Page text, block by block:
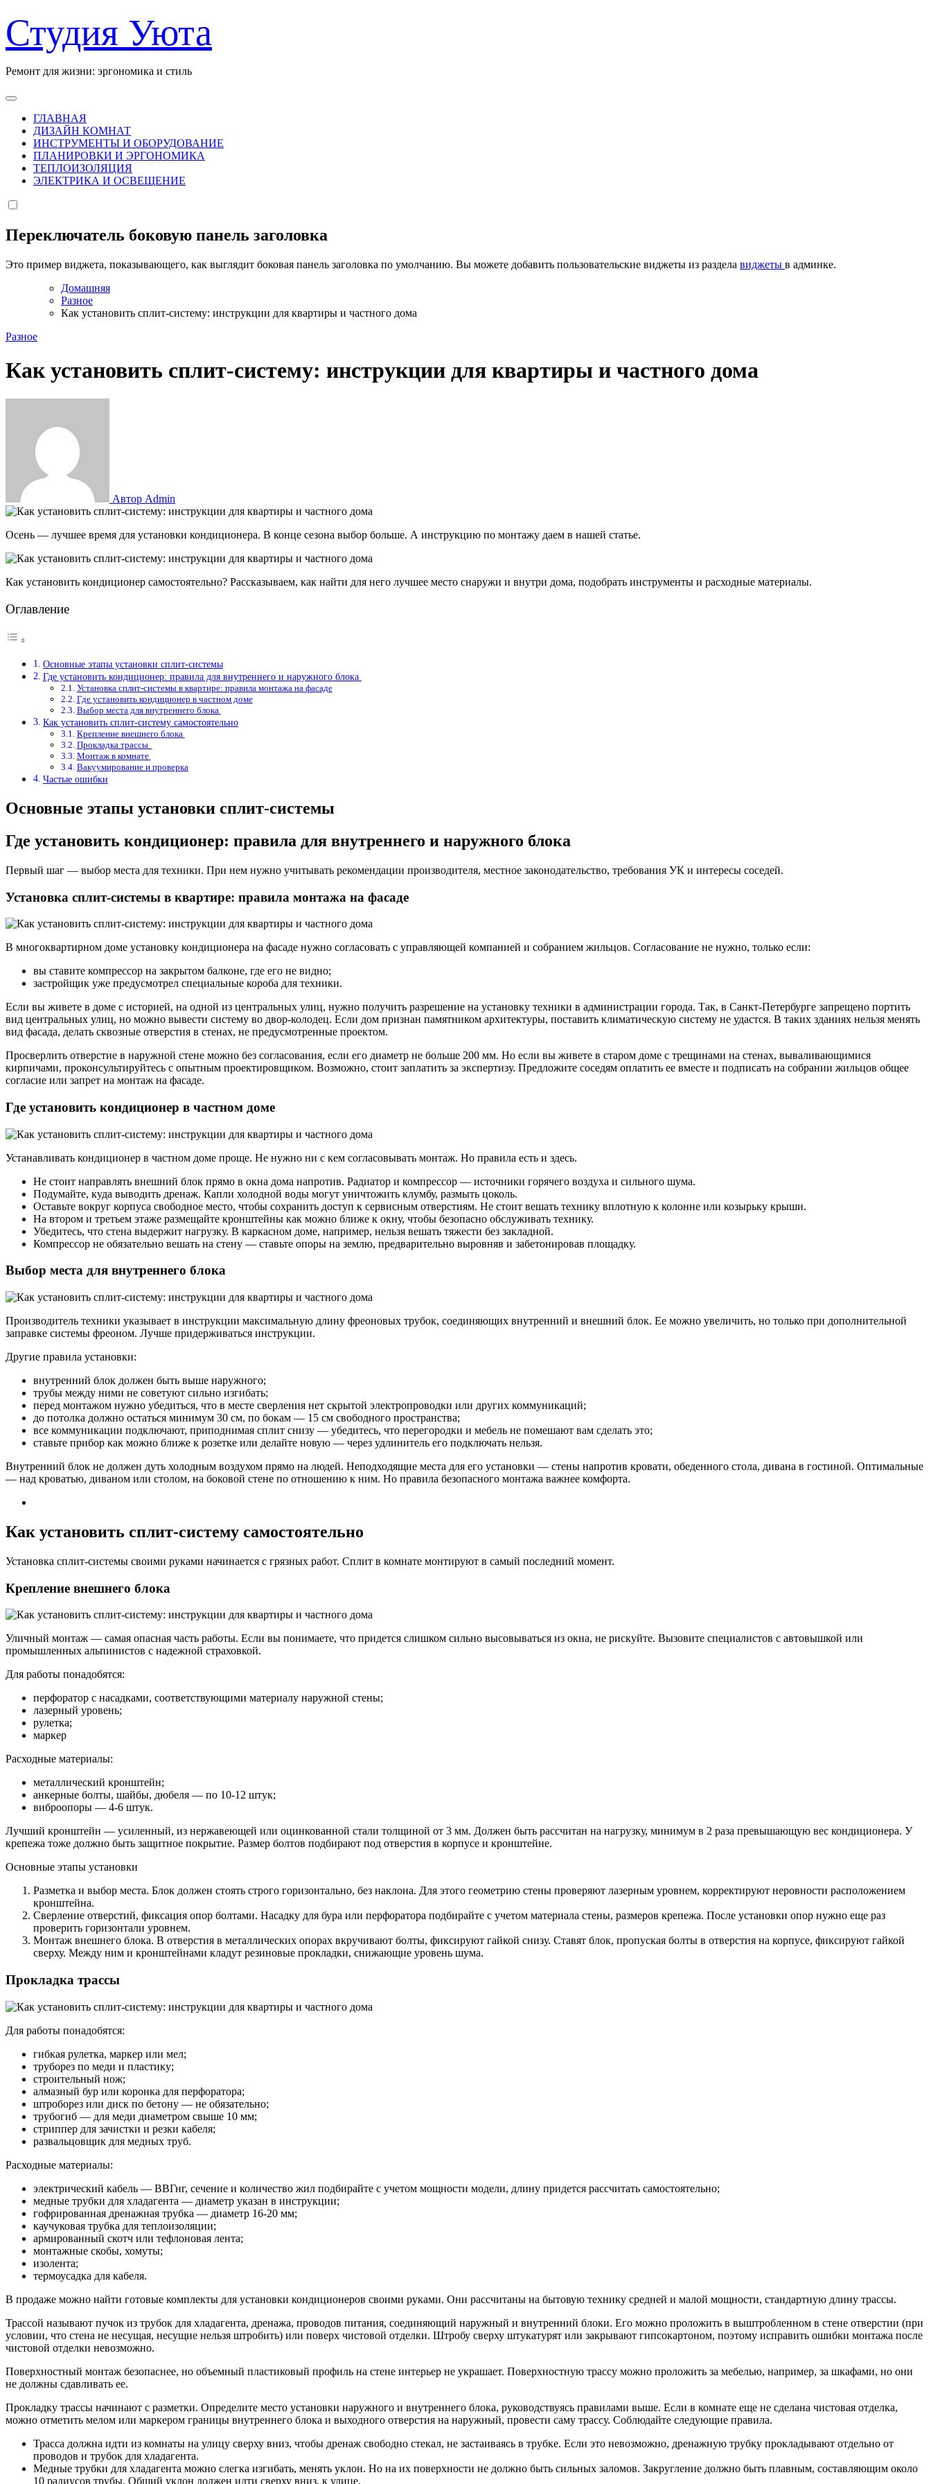
к
содержанию
Студия Уюта
Ремонт для жизни: эргономика и стиль
ГЛАВНАЯ
ДИЗАЙН КОМНАТ
ИНСТРУМЕНТЫ И ОБОРУДОВАНИЕ
ПЛАНИРОВКИ И ЭРГОНОМИКА
ТЕПЛОИЗОЛЯЦИЯ
ЭЛЕКТРИКА И ОСВЕЩЕНИЕ
Переключатель боковую панель заголовка
Это пример виджета, показывающего, как выглядит боковая панель заголовка по умолчанию. Вы можете добавить пользовательские виджеты из раздела виджеты в админке.
Домашняя
Разное
Как установить сплит-систему: инструкции для квартиры и частного дома
Разное
Как установить сплит-систему: инструкции для квартиры и частного дома
Автор Admin
Осень — лучшее время для установки кондиционера. В конце сезона выбор больше. А инструкцию по монтажу даем в нашей статье.
Как установить кондиционер самостоятельно? Рассказываем, как найти для него лучшее место снаружи и внутри дома, подобрать инструменты и расходные материалы.
Оглавление
Основные этапы установки сплит-системы
Где установить кондиционер: правила для внутреннего и наружного блока
Установка сплит-системы в квартире: правила монтажа на фасаде
Где установить кондиционер в частном доме
Выбор места для внутреннего блока
Как установить сплит-систему самостоятельно
Крепление внешнего блока
Прокладка трассы
Монтаж в комнате
Вакуумирование и проверка
Частые ошибки
Основные этапы установки сплит-системы
Где установить кондиционер: правила для внутреннего и наружного блока
Первый шаг — выбор места для техники. При нем нужно учитывать рекомендации производителя, местное законодательство, требования УК и интересы соседей.
Установка сплит-системы в квартире: правила монтажа на фасаде
В многоквартирном доме установку кондиционера на фасаде нужно согласовать с управляющей компанией и собранием жильцов. Согласование не нужно, только если:
вы ставите компрессор на закрытом балконе, где его не видно;
застройщик уже предусмотрел специальные короба для техники.
Если вы живете в доме с историей, на одной из центральных улиц, нужно получить разрешение на установку техники в администрации города. Так, в Санкт-Петербурге запрещено портить
вид центральных улиц, но можно вывести систему во двор-колодец. Если дом признан памятником архитектуры, поставить климатическую систему не удастся. В таких зданиях нельзя менять
вид фасада, делать сквозные отверстия в стенах, не предусмотренные проектом.
Просверлить отверстие в наружной стене можно без согласования, если его диаметр не больше 200 мм. Но если вы живете в старом доме с трещинами на стенах, вываливающимися
кирпичами, проконсультируйтесь с опытным проектировщиком. Возможно, стоит заплатить за экспертизу. Предложите соседям оплатить ее вместе и подписать на собрании жильцов общее
согласие или запрет на монтаж на фасаде.
Где установить кондиционер в частном доме
Устанавливать кондиционер в частном доме проще. Не нужно ни с кем согласовывать монтаж. Но правила есть и здесь.
Не стоит направлять внешний блок прямо в окна дома напротив. Радиатор и компрессор — источники горячего воздуха и сильного шума.
Подумайте, куда выводить дренаж. Капли холодной воды могут уничтожить клумбу, размыть цоколь.
Оставьте вокруг корпуса свободное место, чтобы сохранить доступ к сервисным отверстиям. Не стоит вешать технику вплотную к колонне или козырьку крыши.
На втором и третьем этаже размещайте кронштейны как можно ближе к окну, чтобы безопасно обслуживать технику.
Убедитесь, что стена выдержит нагрузку. В каркасном доме, например, нельзя вешать тяжести без закладной.
Компрессор не обязательно вешать на стену — ставьте опоры на землю, предварительно выровняв и забетонировав площадку.
Выбор места для внутреннего блока
Производитель техники указывает в инструкции максимальную длину фреоновых трубок, соединяющих внутренний и внешний блок. Ее можно увеличить, но только при дополнительной
заправке системы фреоном. Лучше придерживаться инструкции.
Другие правила установки:
внутренний блок должен быть выше наружного;
трубы между ними не советуют сильно изгибать;
перед монтажом нужно убедиться, что в месте сверления нет скрытой электропроводки или других коммуникаций;
до потолка должно остаться минимум 30 см, по бокам — 15 см свободного пространства;
все коммуникации подключают, приподнимая сплит снизу — убедитесь, что перегородки и мебель не помешают вам сделать это;
ставьте прибор как можно ближе к розетке или делайте новую — через удлинитель его подключать нельзя.
Внутренний блок не должен дуть холодным воздухом прямо на людей. Неподходящие места для его установки — стены напротив кровати, обеденного стола, дивана в гостиной. Оптимальные
— над кроватью, диваном или столом, на боковой стене по отношению к ним. Но правила безопасного монтажа важнее комфорта.
Как установить сплит-систему самостоятельно
Установка сплит-системы своими руками начинается с грязных работ. Сплит в комнате монтируют в самый последний момент.
Крепление внешнего блока
Уличный монтаж — самая опасная часть работы. Если вы понимаете, что придется слишком сильно высовываться из окна, не рискуйте. Вызовите специалистов с автовышкой или
промышленных альпинистов с надежной страховкой.
Для работы понадобятся:
перфоратор с насадками, соответствующими материалу наружной стены;
лазерный уровень;
рулетка;
маркер
Расходные материалы:
металлический кронштейн;
анкерные болты, шайбы, дюбеля — по 10-12 штук;
виброопоры — 4-6 штук.
Лучший кронштейн — усиленный, из нержавеющей или оцинкованной стали толщиной от 3 мм. Должен быть рассчитан на нагрузку, минимум в 2 раза превышающую вес кондиционера. У
крепежа тоже должно быть защитное покрытие. Размер болтов подбирают под отверстия в корпусе и кронштейне.
Основные этапы установки
Разметка и выбор места. Блок должен стоять строго горизонтально, без наклона. Для этого геометрию стены проверяют лазерным уровнем, корректируют неровности расположением
кронштейна.
Сверление отверстий, фиксация опор болтами. Насадку для бура или перфоратора подбирайте с учетом материала стены, размеров крепежа. После установки опор нужно еще раз
проверить горизонтали уровнем.
Монтаж внешнего блока. В отверстия в металлических опорах вкручивают болты, фиксируют гайкой снизу. Ставят блок, пропуская болты в отверстия на корпусе, фиксируют гайкой
сверху. Между ним и кронштейнами кладут резиновые прокладки, снижающие уровень шума.
Прокладка трассы
Для работы понадобятся:
гибкая рулетка, маркер или мел;
труборез по меди и пластику;
строительный нож;
алмазный бур или коронка для перфоратора;
штроборез или диск по бетону — не обязательно;
трубогиб — для меди диаметром свыше 10 мм;
стриппер для зачистки и резки кабеля;
развальцовщик для медных труб.
Расходные материалы:
электрический кабель — ВВГнг, сечение и количество жил подбирайте с учетом мощности модели, длину придется рассчитать самостоятельно;
медные трубки для хладагента — диаметр указан в инструкции;
гофрированная дренажная трубка — диаметр 16-20 мм;
каучуковая трубка для теплоизоляции;
армированный скотч или тефлоновая лента;
монтажные скобы, хомуты;
изолента;
термоусадка для кабеля.
В продаже можно найти готовые комплекты для установки кондиционеров своими руками. Они рассчитаны на бытовую технику средней и малой мощности, стандартную длину трассы.
Трассой называют пучок из трубок для хладагента, дренажа, проводов питания, соединяющий наружный и внутренний блоки. Его можно проложить в выштробленном в стене отверстии (при
условии, что стена не несущая, несущие нельзя штробить) или поверх чистовой отделки. Штробу сверху штукатурят или закрывают гипсокартоном, поэтому исправить ошибки монтажа после
чистовой отделки невозможно.
Поверхностный монтаж безопаснее, но объемный пластиковый профиль на стене интерьер не украшает. Поверхностную трассу можно проложить за мебелью, например, за шкафами, но они
не должны сдавливать ее.
Прокладку трассы начинают с разметки. Определите место установки наружного и внутреннего блока, руководствуясь правилами выше. Если в комнате еще не сделана чистовая отделка,
можно отметить мелом или маркером границы внутреннего блока и выходного отверстия на наружный, провести саму трассу. Соблюдайте следующие правила.
Трасса должна идти из комнаты на улицу сверху вниз, чтобы дренаж свободно стекал, не застаиваясь в трубке. Если это невозможно, дренажную трубку прокладывают отдельно от
проводов и трубок для хладагента.
Медные трубки для хладагента можно слегка изгибать, менять уклон. Но на их поверхности не должно быть сильных заломов. Закругление должно быть плавным, составляющим около
10 радиусов трубы. Общий уклон должен идти сверху вниз, к улице.